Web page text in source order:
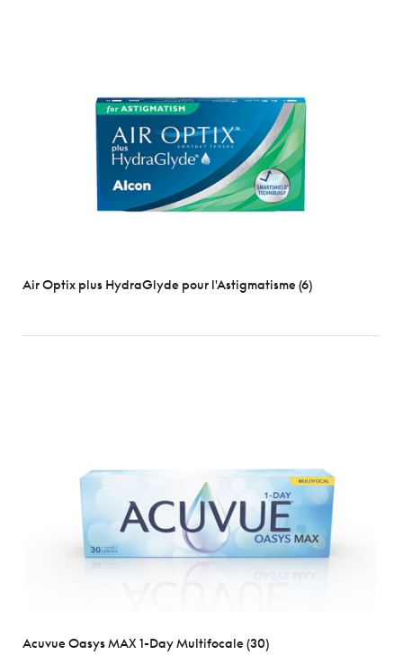
Air Optix plus HydraGlyde pour l'Astigmatisme (6)
Acuvue Oasys MAX 1-Day Multifocale (30)